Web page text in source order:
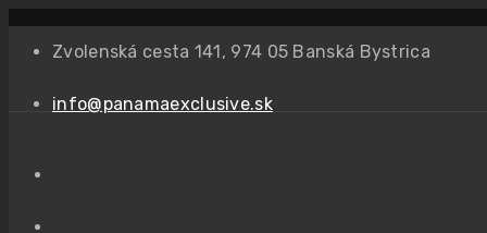
Zvolenská cesta 141, 974 05 Banská Bystrica
info@panamaexclusive.sk
Priestor s obývačkou